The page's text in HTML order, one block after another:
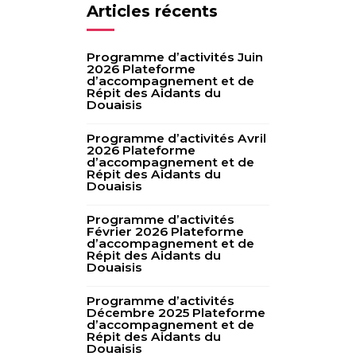
Articles récents
Programme d’activités Juin
2026 Plateforme
d’accompagnement et de
Répit des Aidants du
Douaisis
Programme d’activités Avril
2026 Plateforme
d’accompagnement et de
Répit des Aidants du
Douaisis
Programme d’activités
Février 2026 Plateforme
d’accompagnement et de
Répit des Aidants du
Douaisis
Programme d’activités
Décembre 2025 Plateforme
d’accompagnement et de
Répit des Aidants du
Douaisis